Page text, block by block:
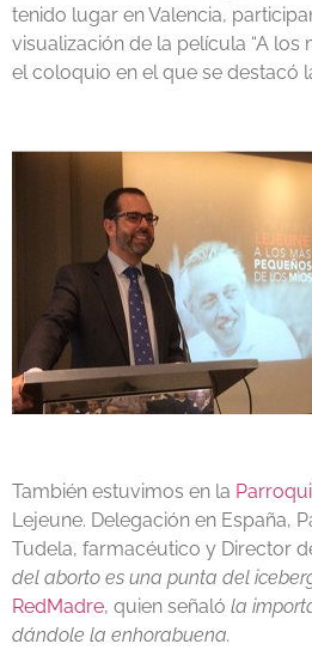
tenido lugar en Valencia,
visualización de la película “A
el coloquio en el que se destacó
También estuvimos en la
Lejeune. Delegación en España,
Tudela, farmacéutico y Director
del aborto es una punta del
RedMadre, quien señaló la
dándole la enhorabuena.